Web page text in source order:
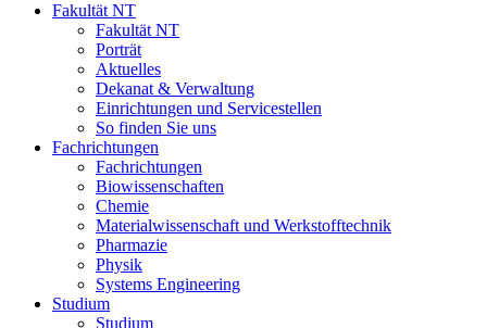
Fakultät NT
Fakultät NT
Porträt
Aktuelles
Dekanat & Verwaltung
Einrichtungen und Servicestellen
So finden Sie uns
Fachrichtungen
Fachrichtungen
Biowissenschaften
Chemie
Materialwissenschaft und Werkstofftechnik
Pharmazie
Physik
Systems Engineering
Studium
Studium